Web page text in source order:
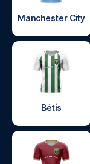
Manchester City
Bétis